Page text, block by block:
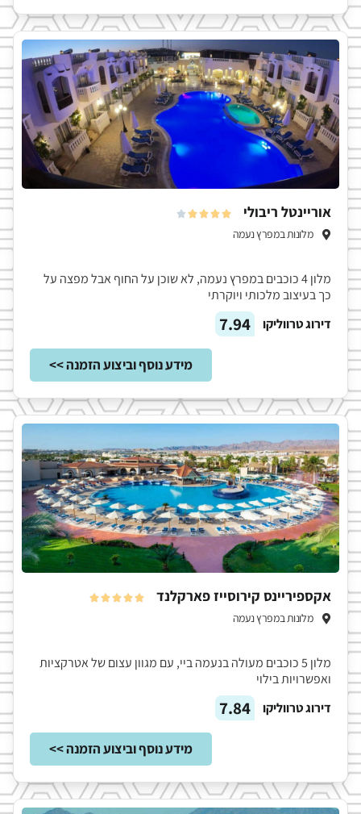
אוריינטל ריבולי 




מלונות במפרץ נעמה
מלון 4 כוכבים במפרץ נעמה, לא שוכן על החוף אבל מפצה על
כך בעיצוב מלכותי ויוקרתי
דירוג טרווליקו
7.94
מידע נוסף וביצוע הזמנה >>
אקספיריינס קירוסייז פארקלנד 




מלונות במפרץ נעמה
מלון 5 כוכבים מעולה בנעמה ביי, עם מגוון עצום של אטרקציות
ואפשרויות בילוי
דירוג טרווליקו
7.84
מידע נוסף וביצוע הזמנה >>